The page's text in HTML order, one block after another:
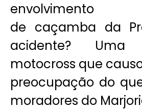
envolvimento
de caçamba da
acidente?
motocross que
preocupação do
moradores do